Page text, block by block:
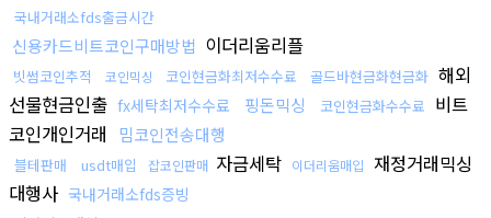
국내거래소fds출금시간
신용카드비트코인구매방법 이더리움리플
빗썸코인추적 코인믹싱 코인현금화최저수수료 골드바현금화현금화 해외
선물현금인출 fx세탁최저수수료 핑돈믹싱 코인현금화수수료 비트
코인개인거래
밈코인전송대행
블테판매 usdt매입 잡코인판매 자금세탁 이더리움매입 재정거래믹싱
대행사 국내거래소fds증빙